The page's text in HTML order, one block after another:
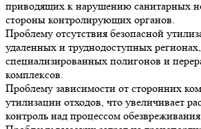
приводящих к нарушению санитарных
стороны контролирующих органов.
Проблему отсутствия безопасной
удаленных и труднодоступных
специализированных полигонов и
комплексов.
Проблему зависимости от сторонних
утилизации отходов, что увеличивает
контроль над процессом обезвреживания.